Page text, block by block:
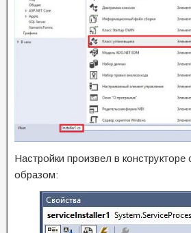
Настройки произвел в конструкторе
образом: